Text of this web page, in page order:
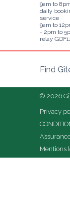
9am to
daily
service
9am to
- 2pm to
relay
Find
© 2026
Privacy
Mentions